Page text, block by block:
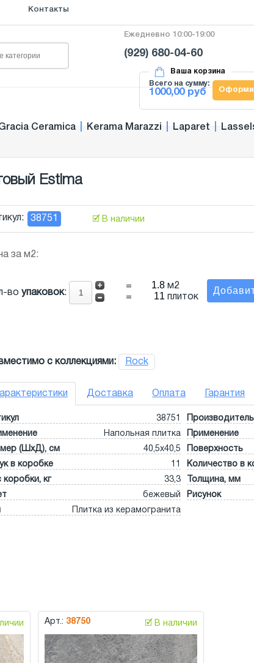
Контакты
Ежедневно 10:00-19:00
(929) 680-04-60
Ваша корзина
Всего на сумму:
1000,00 руб
Ceramica Kerama Marazzi Laparet
Estima
38751 🗹 В наличии
за м2:
во упаковок:
=
м2
=
плиток
с коллекциями: Rock
Доставка Оплата Гарантия
38751 Производитель
Напольная плитка Применение
(ШхД), см
40,5x40,5 Поверхность
в коробке
11 Количество в
коробки, кг
33,3 Толщина, мм
бежевый Рисунок
Плитка из керамогранита
Арт.: 38750 🗹 В наличии